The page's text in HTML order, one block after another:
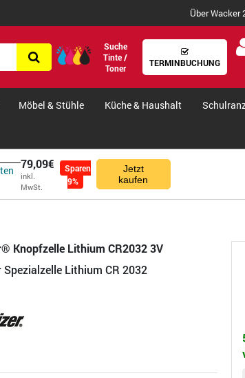
Über Wacker
Suche
Tinte /
Toner
TERMINBUCHUNG
Möbel & Stühle Küche & Haushalt
79,09€
inkl.
MwSt.
Sparen
9%
Jetzt
kaufen
Knopfzelle Lithium CR2032 3V
Spezialzelle Lithium CR 2032